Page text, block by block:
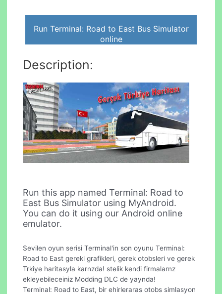
Run Terminal: Road to East Bus Simulator
online
Description:
Run this app named Terminal: Road to
East Bus Simulator using MyAndroid.
You can do it using our Android online
emulator.
Sevilen oyun serisi Terminal'in son oyunu Terminal:
Road to East gereki grafikleri, gerek otobsleri ve gerek
Trkiye haritasyla karnzda! stelik kendi firmalarnz
ekleyebileceiniz Modding DLC de yaynda!
Terminal: Road to East, bir ehirleraras otobs simlasyon